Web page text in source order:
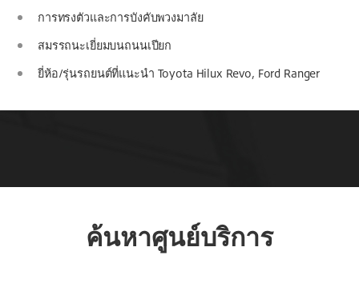
การทรงตัวและการบังคับพวงมาลัย
สมรรถนะเยี่ยมบนถนนเปียก
ยี่ห้อ/รุ่นรถยนต์ที่แนะนำ Toyota Hilux Revo, Ford Ranger
ค้นหาศูนย์บริการ